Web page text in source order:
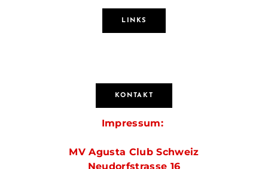
LINKS
KONTAKT
Impressum:
MV Agusta Club Schweiz
Neudorfstrasse 16